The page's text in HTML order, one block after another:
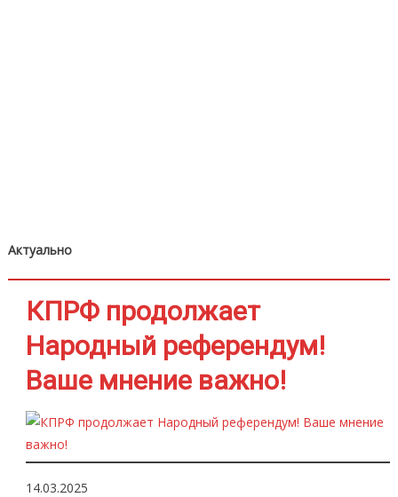
Актуально
КПРФ продолжает
Народный референдум!
Ваше мнение важно!
14.03.2025